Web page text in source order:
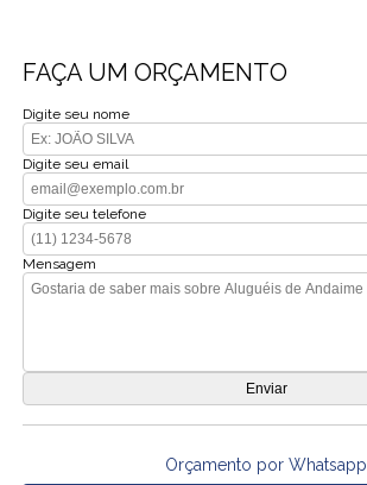
FAÇA UM ORÇAMENTO
Digite seu nome
Digite seu email
Digite seu telefone
Mensagem
Orçamento por Whatsapp